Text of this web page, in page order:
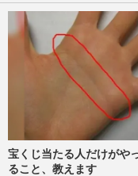
宝くじ当たる人だけがや
ること、教えます